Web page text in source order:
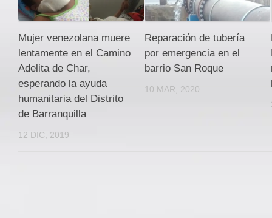
Mujer venezolana muere
lentamente en el Camino
Adelita de Char,
esperando la ayuda
humanitaria del Distrito
de Barranquilla
12 DIC, 2019
Reparación de tubería
por emergencia en el
barrio San Roque
10 MAR, 2020